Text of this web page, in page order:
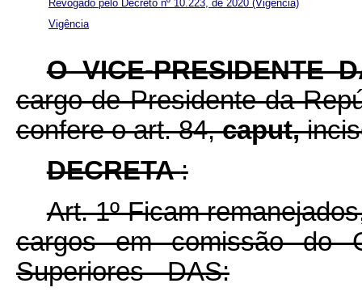
Vigência
Revogado pelo Decreto nº 10.223, de 2020 (Vigência)
O VICE-PRESIDENTE
cargo de Presidente da
confere o art. 84,caput,
DECRETA:
Art. 1º Ficam
cargos em comissão do
Superiores - DAS: